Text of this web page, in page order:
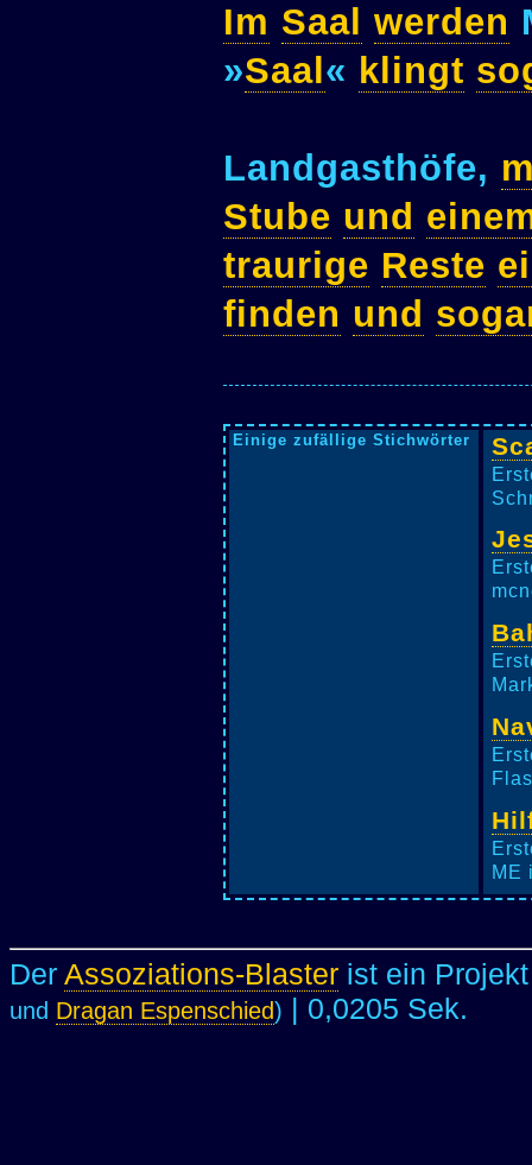
Im Saal werden
»Saal « klingt
Landgasthöfe,
Stube und
traurige Reste
finden und
Einige zufällige Stichwörter
ME
Der Assoziations-Blaster ist ein
und Dragan Espenschied) | 0,0205 Sek.